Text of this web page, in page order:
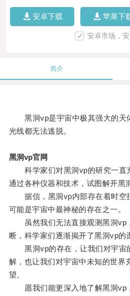
安卓下载 苹果下
安卓市场，
简介
黑洞vp是宇宙中极其强大的天
光线都无法逃脱。
黑洞vp官网
科学家们对黑洞vp的研究一直
通过各种仪器和技术，试图解开黑
据信，黑洞vp内部存在着时空
可能是宇宙中最神秘的存在之一。
虽然我们无法直接观测黑洞vp
断，科学家们逐渐揭开了黑洞vp的
黑洞vp的存在，让我们对宇宙
解，也让我们对宇宙中未知的世界
望。
愿我们能更深入地了解黑洞vp